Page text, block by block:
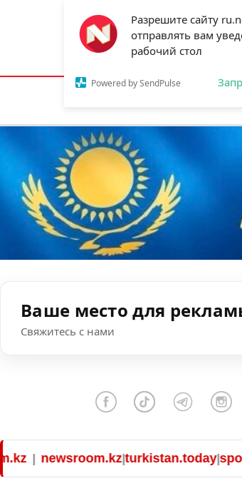
Разрешите сайту
отправлять вам
рабочий стол
Powered by SendPulse
Астана:26°C
Ваше место для
Свяжитесь с нами
newsroom.kz|turkistan.today|